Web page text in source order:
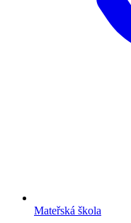
Mateřská škola